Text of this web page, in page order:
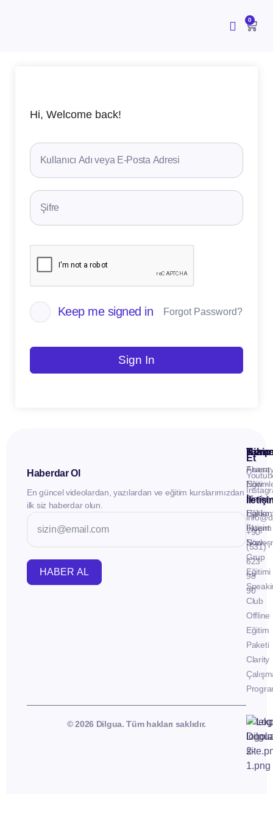
0
Hi, Welcome back!
Keep me signed in Forgot Password?
Sign In
Haberdar Ol
En güncel videolardan, yazılardan ve eğitim kurslarımızdan
ilk siz haberdar olun.
HABER AL
İletişim
Fluent
Now -
Birebir
Eğitim
Fluent
Now -
Grup
Eğitimi
Club
Offline
Eğitim
Paketi
Clarity
Takip
Et
+90
(531)
623
98
90
© 2026 Dilgua. Tüm hakları saklıdır.